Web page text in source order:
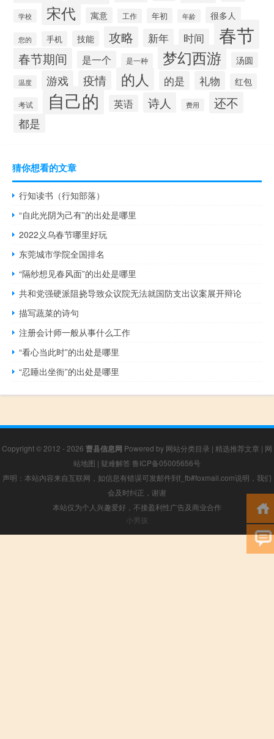
学校 宋代 寓意 工作 年初 年龄 很多人
您的 手机 技能 攻略 新年 时间 春节
春节期间 是一个 是一种 梦幻西游 汤圆
温度 游戏 疫情 的人 的是 礼物 红包
考试 自己的 英语 诗人 费用 还不
都是
猜你想看的文章
行知读书（行知部落）
“自此光阴为己有”的出处是哪里
2022义乌春节哪里好玩
东莞城市学院全国排名
“隔纱想见春风面”的出处是哪里
共和党强硬派阻挠导致众议院无法就国防支出议案展开辩论
描写蔬菜的诗句
注册会计师一般从事什么工作
“看心当此时”的出处是哪里
“忍睡出坐衙”的出处是哪里
Copyright © 2012 - 2026 曹县信息网 Powered by 网站分类目录 | 精选推荐文章 | 网
站地图 | 疑难解答 鲁ICP备05005656号
声明：本站内容来自互联网，如信息有错误可发邮件到f_fb#foxmail.com说明，我们
会及时纠正，谢谢
本站仅为个人兴趣爱好，不接盈利性广告及商业合作
小男孩